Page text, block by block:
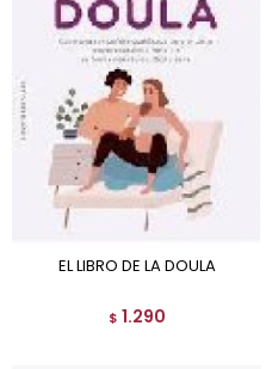
EL LIBRO DE LA DOULA
$ 1.290